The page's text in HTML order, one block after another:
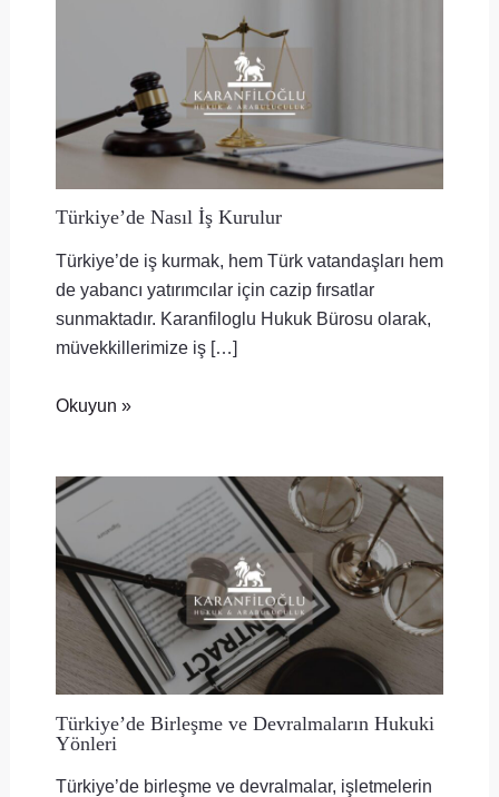
Türkiye’de Nasıl İş Kurulur
Türkiye’de iş kurmak, hem Türk vatandaşları hem
de yabancı yatırımcılar için cazip fırsatlar
sunmaktadır. Karanfiloglu Hukuk Bürosu olarak,
müvekkillerimize iş […]
Okuyun »
Türkiye’de Birleşme ve Devralmaların Hukuki
Yönleri
Türkiye’de birleşme ve devralmalar, işletmelerin